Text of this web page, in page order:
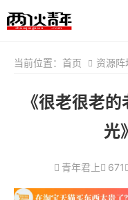
当前位置： 首页 资源阵
《很老很老
光
青年君上 671